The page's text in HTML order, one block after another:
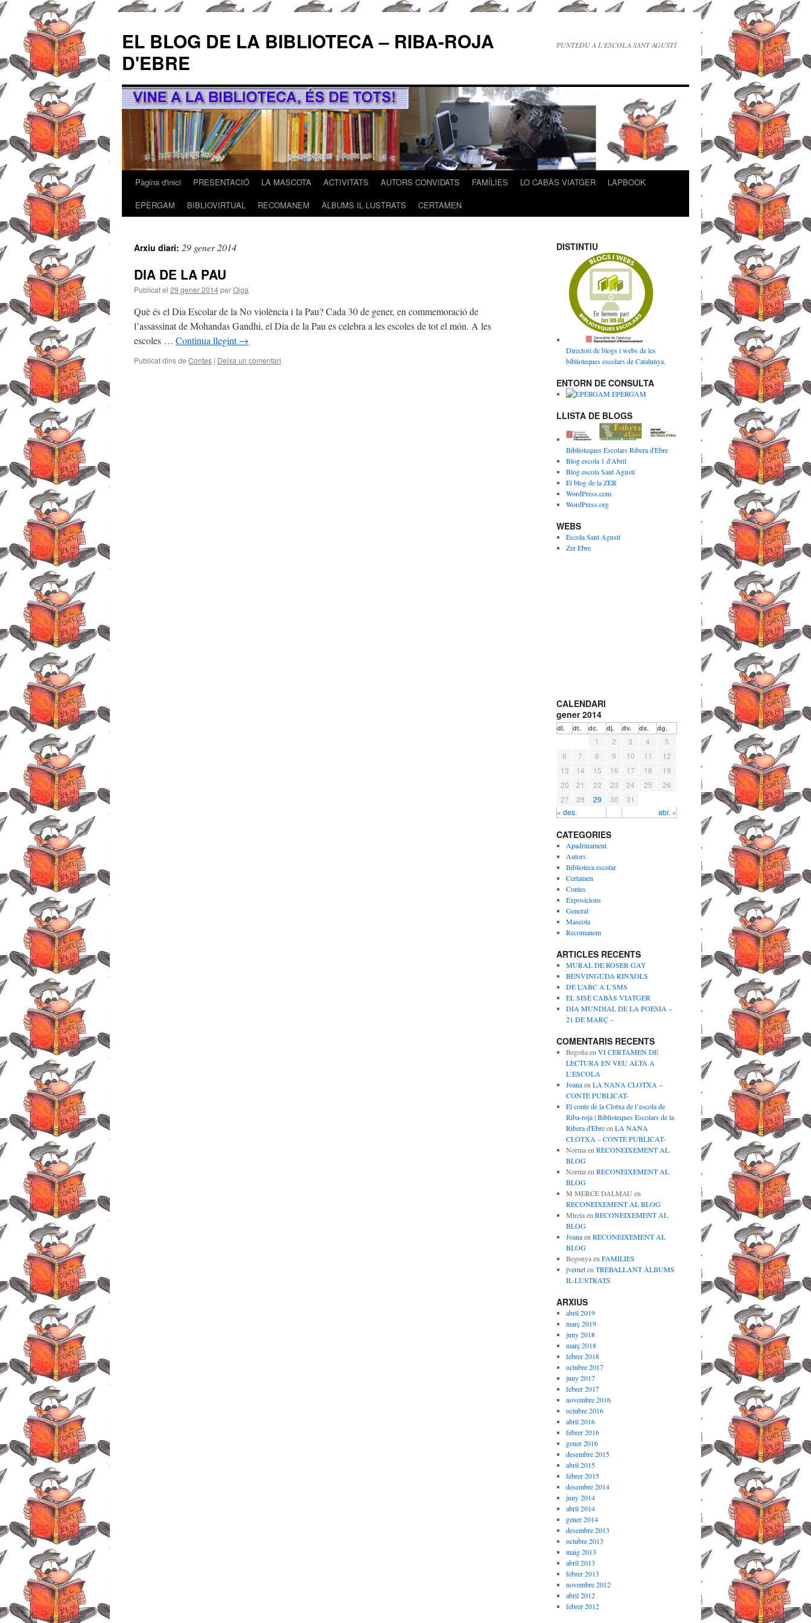
EL BLOG DE LA BIBLIOTECA – RIBA-ROJA
D'EBRE
PUNTEDU A L'ESCOLA SANT AGUSTÍ
VésPàgina d'inici PRESENTACIÓ LA MASCOTA ACTIVITATS AUTORS CONVIDATS FAMÍLIES LO CABÀS VIATGER
LAPBOOK
EPÈRGAM
BIBLIOVIRTUAL RECOMANEM ÀLBUMS IL·LUSTRATS CERTAMEN
Arxiu diari: 29 gener 2014
DIA DE LA PAU
Publicat el 29 gener 2014perOlga
Què és el Dia Escolar de la No violència i la Pau? Cada 30 de gener, en commemoració de
l’assassinat de Mohandas Gandhi, el Dia de la Pau es celebra a les escoles de tot el món. A les
escoles … Continua llegint→
Publicat dins de Contes | Deixa un comentari
DISTINTIU
Directori de blogs i webs de les
biblioteques escolars de Catalunya.
ENTORN DE CONSULTA
EPÈRGAM
LLISTA DE BLOGS
Biblioteques Escolars Ribera d'Ebre
Blog escola 1 d'Abril
Blog escola Sant Agustí
El blog de la ZER
WordPress.com
WordPress.org
WEBS
Escola Sant Agustí
Zer Ebre
CALENDARI
gener 2014
dl. dt. dc. dj. dv. ds. dg.
« des. abr. »
1 2 3 4
5
6
7 8 9 10 11
12
13
14 15 16 17 18
19
20
21 22 23 24 25
26
27
28 29 30 31
CATEGORIES
Apadrinament
Autors
Biblioteca escolar
Certamen
Contes
Exposicions
General
Mascota
Recomanem
ARTICLES RECENTS
MURAL DE ROSER GAY
BENVINGUDA RINXOLS
DE L’ABC A L’SMS
EL SISÈ CABÀS VIATGER
DIA MUNDIAL DE LA POESIA –
21 DE MARÇ –
COMENTARIS RECENTS
Begoñaen VI CERTAMEN DE
LECTURA EN VEU ALTA A
L’ESCOLA
Joanaen LA NANA CLOTXA –
CONTE PUBLICAT-
El conte de la Clotxa de l’escola de
Riba-roja | Biblioteques Escolars de la
Ribera d'Ebreen LA NANA
CLOTXA – CONTE PUBLICAT-
Normaen RECONEIXEMENT AL
BLOG
Normaen RECONEIXEMENT AL
BLOG
M MERCE DALMAU en
RECONEIXEMENT AL BLOG
Mireiaen RECONEIXEMENT AL
BLOG
Joanaen RECONEIXEMENT AL
BLOG
Begonyaen FAMÍLIES
jverneten TREBALLANT ÀLBUMS
IL·LUSTRATS
ARXIUS
abril 2019
març 2019
juny 2018
març 2018
febrer 2018
octubre 2017
juny 2017
febrer 2017
novembre 2016
octubre 2016
abril 2016
febrer 2016
gener 2016
desembre 2015
abril 2015
febrer 2015
desembre 2014
juny 2014
abril 2014
gener 2014
desembre 2013
octubre 2013
maig 2013
abril 2013
febrer 2013
novembre 2012
abril 2012
febrer 2012